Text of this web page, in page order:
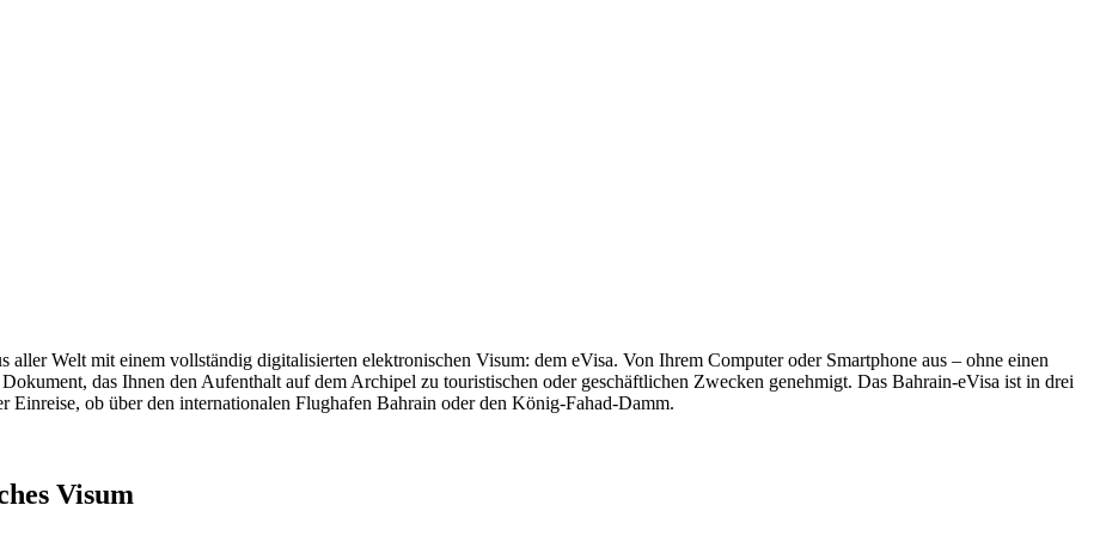
aller Welt mit einem vollständig digitalisierten elektronischen Visum: dem eVisa. Von Ihrem Computer oder Smartphone aus – ohne einen
das Ihnen den Aufenthalt auf dem Archipel zu touristischen oder geschäftlichen Zwecken genehmigt. Das Bahrain-eVisa ist in drei
ob über den internationalen Flughafen Bahrain oder den König-Fahad-Damm.
Visum